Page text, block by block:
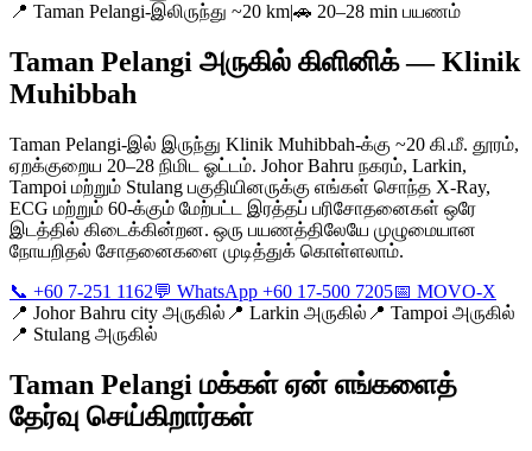
📍 Taman Pelangi-இலிருந்து ~20 km|🚗 20–28 min பயணம்
Taman Pelangi அருகில் கிளினிக் — Klinik
Muhibbah
Taman Pelangi-இல் இருந்து Klinik Muhibbah-க்கு ~20 கி.மீ. தூரம்,
ஏறக்குறைய 20–28 நிமிட ஓட்டம். Johor Bahru நகரம், Larkin,
Tampoi மற்றும் Stulang பகுதியினருக்கு எங்கள் சொந்த X-Ray,
ECG மற்றும் 60-க்கும் மேற்பட்ட இரத்தப் பரிசோதனைகள் ஒரே
இடத்தில் கிடைக்கின்றன. ஒரு பயணத்திலேயே முழுமையான
நோயறிதல் சோதனைகளை முடித்துக் கொள்ளலாம்.
📞 +60 7-251 1162💬 WhatsApp +60 17-500 7205📅 MOVO-X
📍 Johor Bahru city அருகில் 📍 Larkin அருகில் 📍 Tampoi அருகில்
📍 Stulang அருகில்
Taman Pelangi மக்கள் ஏன் எங்களைத்
தேர்வு செய்கிறார்கள்